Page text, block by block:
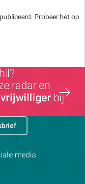
Probeer het op
radar en
vrijwilliger bij
media